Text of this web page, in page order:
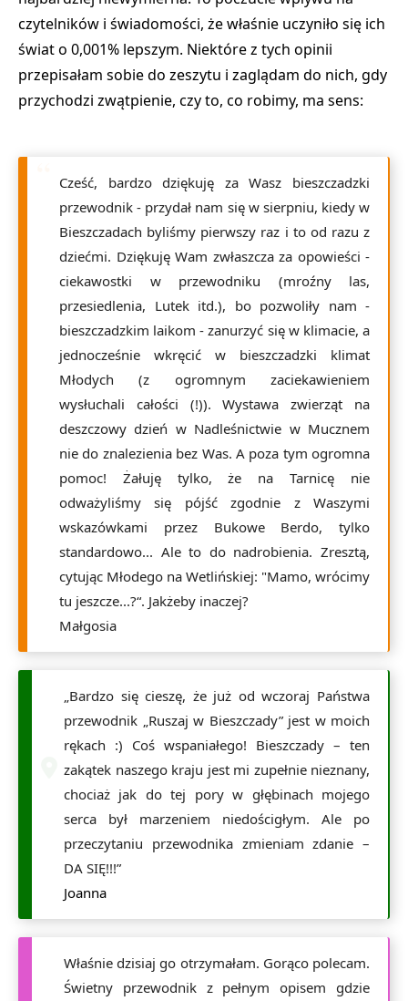
czytelników i świadomości, że właśnie uczyniło się ich
świat o 0,001% lepszym. Niektóre z tych opinii
przepisałam sobie do zeszytu i zaglądam do nich, gdy
przychodzi zwątpienie, czy to, co robimy, ma sens:
Cześć, bardzo dziękuję za Wasz bieszczadzki
przewodnik - przydał nam się w sierpniu, kiedy w
Bieszczadach byliśmy pierwszy raz i to od razu z
dziećmi. Dziękuję Wam zwłaszcza za opowieści -
ciekawostki w przewodniku (mroźny las,
przesiedlenia, Lutek itd.), bo pozwoliły nam -
bieszczadzkim laikom - zanurzyć się w klimacie, a
jednocześnie wkręcić w bieszczadzki klimat
Młodych (z ogromnym zaciekawieniem
wysłuchali całości (!)). Wystawa zwierząt na
deszczowy dzień w Nadleśnictwie w Mucznem
nie do znalezienia bez Was. A poza tym ogromna
pomoc! Żałuję tylko, że na Tarnicę nie
odważyliśmy się pójść zgodnie z Waszymi
wskazówkami przez Bukowe Berdo, tylko
standardowo... Ale to do nadrobienia. Zresztą,
cytując Młodego na Wetlińskiej: "Mamo, wrócimy
tu jeszcze...?“. Jakżeby inaczej?
Małgosia
„Bardzo się cieszę, że już od wczoraj Państwa
przewodnik „Ruszaj w Bieszczady” jest w moich
rękach :) Coś wspaniałego! Bieszczady – ten
zakątek naszego kraju jest mi zupełnie nieznany,
chociaż jak do tej pory w głębinach mojego
serca był marzeniem niedościgłym. Ale po
przeczytaniu przewodnika zmieniam zdanie –
DA SIĘ!!!”
Joanna
Właśnie dzisiaj go otrzymałam. Gorąco polecam.
Świetny przewodnik z pełnym opisem gdzie